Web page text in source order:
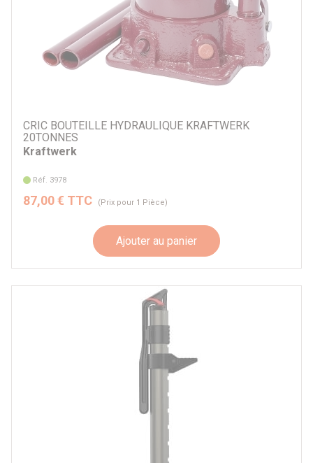
CRIC BOUTEILLE HYDRAULIQUE KRAFTWERK
20TONNES
Kraftwerk
Réf. 3978
87,00 € TTC (Prix pour 1 Pièce)
Ajouter au panier